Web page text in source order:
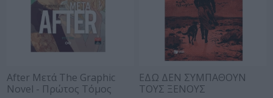
After Mετά The Graphic
Novel - Πρώτος Τόμος
ΕΔΩ ΔΕΝ ΣΥΜΠΑΘΟΥΝ
ΤΟΥΣ ΞΕΝΟΥΣ